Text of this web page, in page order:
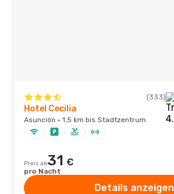
(333)
Hotel Cecilia
Asunción · 1,5 km bis Stadtzentrum
Preis ab31 €
pro Nacht
Details anzeigen